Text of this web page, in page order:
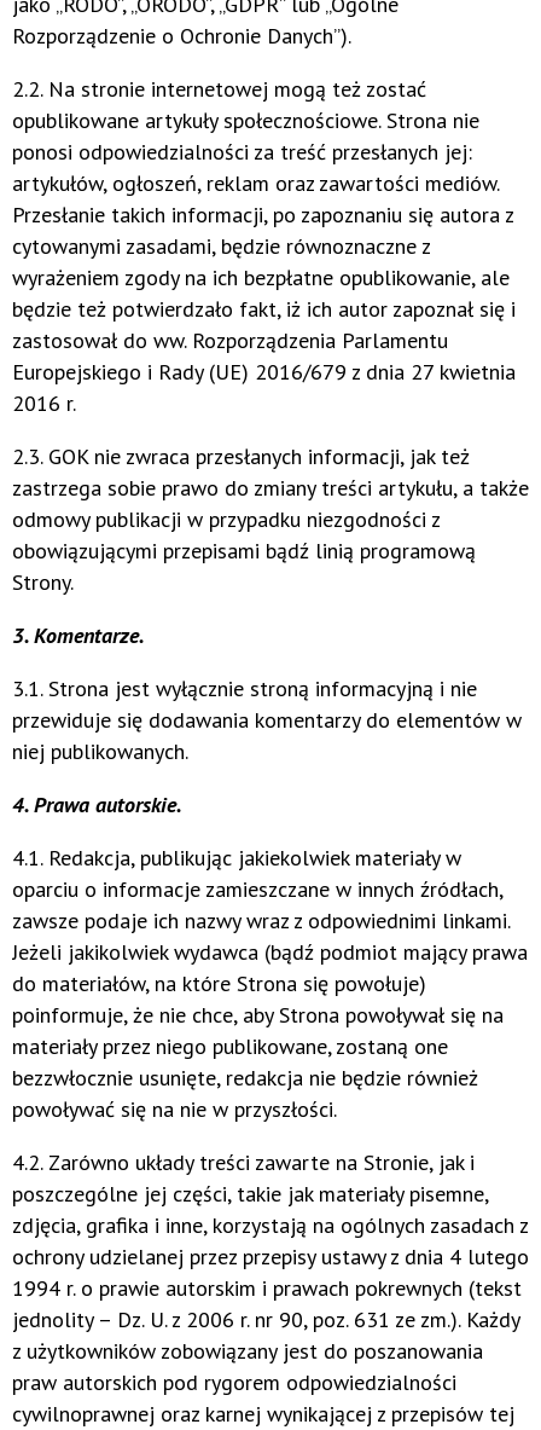
Rozporządzenie o Ochronie Danych”).
2.2. Na stronie internetowej mogą też zostać
opublikowane artykuły społecznościowe. Strona nie
ponosi odpowiedzialności za treść przesłanych jej:
artykułów, ogłoszeń, reklam oraz zawartości mediów.
Przesłanie takich informacji, po zapoznaniu się autora z
cytowanymi zasadami, będzie równoznaczne z
wyrażeniem zgody na ich bezpłatne opublikowanie, ale
będzie też potwierdzało fakt, iż ich autor zapoznał się i
zastosował do ww. Rozporządzenia Parlamentu
Europejskiego i Rady (UE) 2016/679 z dnia 27 kwietnia
2016 r.
2.3. GOK nie zwraca przesłanych informacji, jak też
zastrzega sobie prawo do zmiany treści artykułu, a także
odmowy publikacji w przypadku niezgodności z
obowiązującymi przepisami bądź linią programową
Strony.
3. Komentarze.
3.1. Strona jest wyłącznie stroną informacyjną i nie
przewiduje się dodawania komentarzy do elementów w
niej publikowanych.
4. Prawa autorskie.
4.1. Redakcja, publikując jakiekolwiek materiały w
oparciu o informacje zamieszczane w innych źródłach,
zawsze podaje ich nazwy wraz z odpowiednimi linkami.
Jeżeli jakikolwiek wydawca (bądź podmiot mający prawa
do materiałów, na które Strona się powołuje)
poinformuje, że nie chce, aby Strona powoływał się na
materiały przez niego publikowane, zostaną one
bezzwłocznie usunięte, redakcja nie będzie również
powoływać się na nie w przyszłości.
4.2. Zarówno układy treści zawarte na Stronie, jak i
poszczególne jej części, takie jak materiały pisemne,
zdjęcia, grafika i inne, korzystają na ogólnych zasadach z
ochrony udzielanej przez przepisy ustawy z dnia 4 lutego
1994 r. o prawie autorskim i prawach pokrewnych (tekst
jednolity – Dz. U. z 2006 r. nr 90, poz. 631 ze zm.). Każdy
z użytkowników zobowiązany jest do poszanowania
praw autorskich pod rygorem odpowiedzialności
cywilnoprawnej oraz karnej wynikającej z przepisów tej